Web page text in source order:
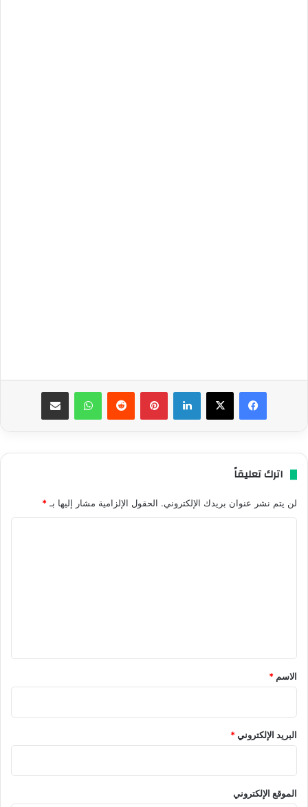
فيسبوك ‫X لينكدإن بينتيريست واتساب مشاركة عبر البريد
اترك تعليقاً
لن يتم نشر عنوان بريدك الإلكتروني. الحقول الإلزامية مشار إليها بـ*
*
الاسم *
البريد الإلكتروني*
الموقع الإلكتروني